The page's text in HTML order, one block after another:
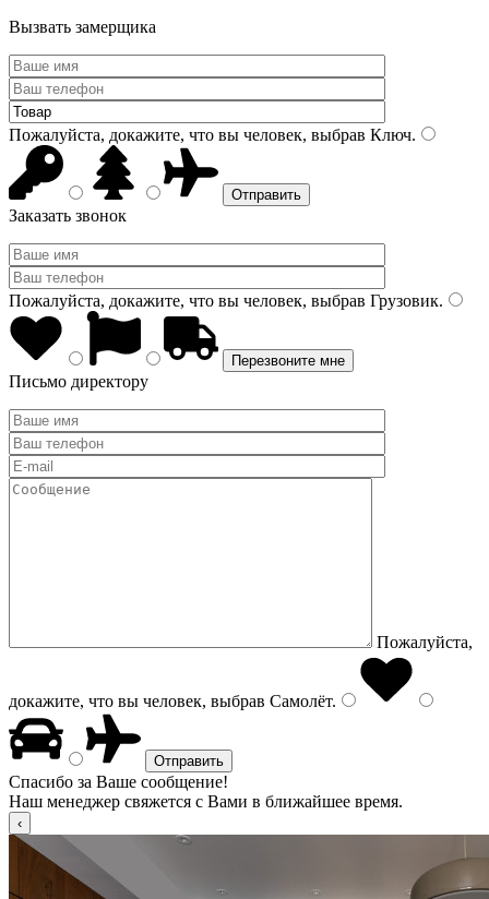
Вызвать замерщика
Пожалуйста, докажите, что вы человек, выбрав Ключ.
Заказать звонок
Пожалуйста, докажите, что вы человек, выбрав Грузовик.
Письмо директору
Пожалуйста,
докажите, что вы человек, выбрав Самолёт.
Спасибо за Ваше сообщение!
Наш менеджер свяжется с Вами в ближайшее время.